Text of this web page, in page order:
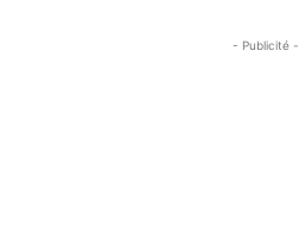
- Publicité -